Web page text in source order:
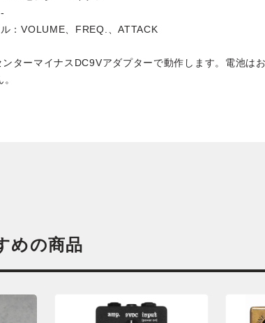
：VOLUME、FREQ.、ATTACK
ターマイナスDC9Vアダプターで動作します。電池は
めの商品